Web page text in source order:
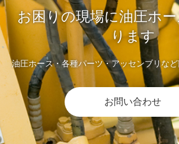
お困りの現場に油圧ホ
ります
油圧ホース・各種パーツ・アッセンブリな
お問い合わせ